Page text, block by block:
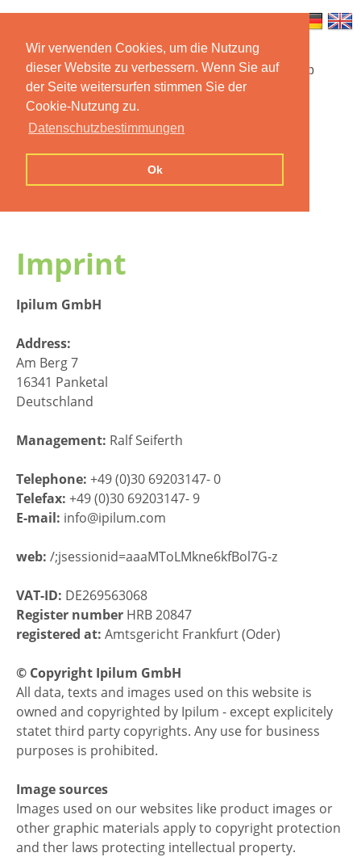
Wir verwenden Cookies, um die Nutzung
dieser Website zu verbessern. Wenn Sie auf
der Seite weitersurfen stimmen Sie der
Cookie-Nutzung zu.
Datenschutzbestimmungen
Ok
Startseite Funktionen Mobile App
Preise
Kontakt Impressum
Imprint
Ipilum GmbH
Address:
Am Berg 7
16341 Panketal
Deutschland
Management: Ralf Seiferth
Telephone: +49 (0)30 69203147- 0
Telefax: +49 (0)30 69203147- 9
E-mail: info@ipilum.com
web: /;jsessionid=aaaMToLMkne6kfBol7G-z
VAT-ID: DE269563068
Register number HRB 20847
registered at: Amtsgericht Frankfurt (Oder)
© Copyright Ipilum GmbH
All data, texts and images used on this website is
owned and copyrighted by Ipilum - except explicitely
statet third party copyrights. Any use for business
purposes is prohibited.
Image sources
Images used on our websites like product images or
other graphic materials apply to copyright protection
and ther laws protecting intellectual property.